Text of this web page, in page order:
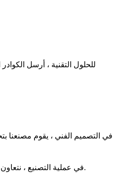
2. في عملية التصنيع ، نتعاون بشكل كامل مع ترتيب مراجعة الرسم ، والإشراف على المنتج ، والفحص والقبول ومراحل العمل الأخرى ، بحيث يمكن تنفيذ جميع الأعمال قبل شحن المنتج بطريقة منظمة.